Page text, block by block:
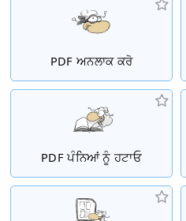
PDF ਅਨਲਾਕ ਕਰੋ
PDF ਪੰਨਿਆਂ ਨੂੰ ਹਟਾਓ